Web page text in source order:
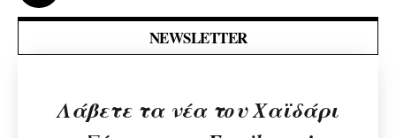
NEWSLETTER
Λάβετε τα νέα του Χαϊδάρι